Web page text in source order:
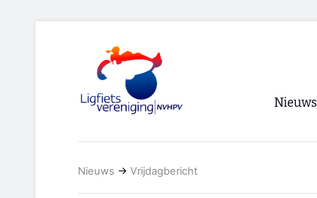
Nieuws
Nieuws → Vrijdagbericht